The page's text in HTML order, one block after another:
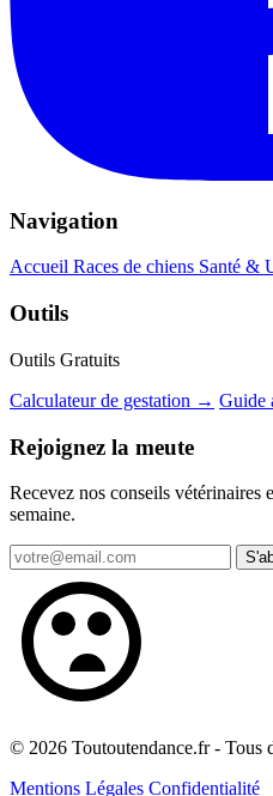
Navigation
Accueil Races de chiens Santé &
Outils
Outils Gratuits
Calculateur de gestation → Guide
Rejoignez la meute
Recevez nos conseils vétérinaires
semaine.
© 2026 Toutoutendance.fr - Tous
Mentions Légales Confidentialité